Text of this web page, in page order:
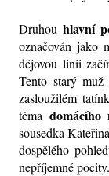
Druhou hlavní
označován jako
dějovou linii
Tento starý
zasloužilém
téma domácího
sousedka
dospělého
nepříjemné pocity.